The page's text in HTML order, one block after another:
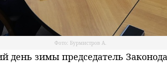
Фото: Бурмистров А.
зимы председатель